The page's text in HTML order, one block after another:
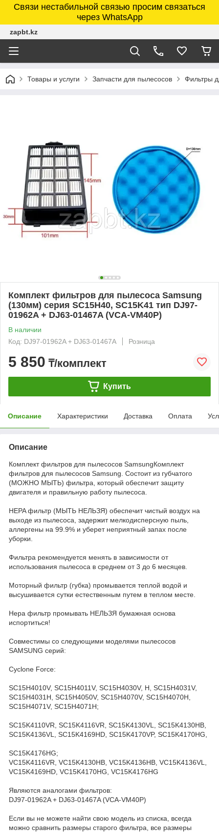
Связи нестабильной связью просим связаться
через WhatsApp
zapbt.kz
Товары и услуги Запчасти для пылесосов Фильтры
Комплект фильтров для пылесоса Samsung
(130мм) серия SC15H40, SC15K41 тип DJ97-
01962A + DJ63-01467A (VCA-VM40P)
В наличии
Код: DJ97-01962A + DJ63-01467A
Розница
5 850 ₸/комплект
Купить
Описание Характеристики Доставка Оплата
Описание
Комплект фильтров для пылесосов SamsungКомплект
фильтров для пылесосов Samsung. Состоит из губчатого
(МОЖНО МЫТЬ) фильтра, который обеспечит защиту
двигателя и правильную работу пылесоса.
HEPA фильтр (МЫТЬ НЕЛЬЗЯ) обеспечит чистый воздух на
выходе из пылесоса, задержит мелкодисперсную пыль,
аллергены на 99.9% и уберет неприятный запах после
уборки.
Фильтра рекомендуется менять в зависимости от
использования пылесоса в среднем от 3 до 6 месяцев.
Моторный фильтр (губка) промывается теплой водой и
высушивается сутки естественным путем в теплом месте.
Hepa фильтр промывать НЕЛЬЗЯ бумажная основа
испортиться!
Совместимы со следующими моделями пылесосов
SAMSUNG серий:
Cyclone Force:
SC15H4010V, SC15H4011V, SC15H4030V, H, SC15H4031V,
SC15H4031H, SC15H4050V, SC15H4070V, SC15H4070H,
SC15H4071V, SC15H4071H;
SC15K4110VR, SC15K4116VR, SC15K4130VL, SC15K4130HB,
SC15K4136VL, SC15K4169HD, SC15K4170VP, SC15K4170HG,
SC15K4176HG;
VC15K4116VR, VC15K4130HB, VC15K4136HB, VC15K4136VL,
VC15K4169HD, VC15K4170HG, VC15K4176HG
Являются аналогами фильтров:
DJ97-01962A + DJ63-01467A (VCA-VM40P)
Если вы не можете найти свою модель из списка, всегда
можно сравнить размеры старого фильтра, все размеры